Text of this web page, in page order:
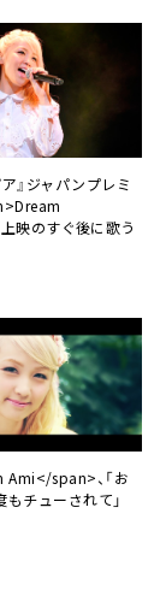
』ジャパンプレミ
映のすぐ後に歌う
span>、「お
チューされて」